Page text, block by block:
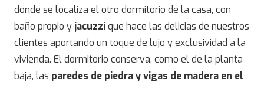
donde se localiza el otro dormitorio de la casa, con
baño propio y jacuzzique hace las delicias de nuestros
clientes aportando un toque de lujo y exclusividad a la
vivienda. El dormitorio conserva, como el de la planta
baja, las paredes de piedra y vigas de madera en el